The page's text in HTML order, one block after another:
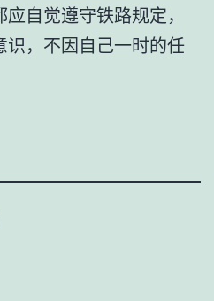
自觉遵守铁路规定，
，不因自己一时的任